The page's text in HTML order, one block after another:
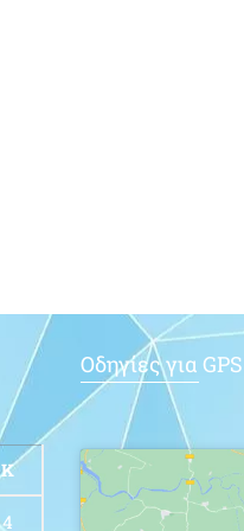
Κ
4
Οδηγίες για GPS